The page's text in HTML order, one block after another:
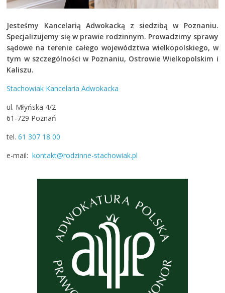
Jesteśmy Kancelarią Adwokacką z siedzibą w Poznaniu.
Specjalizujemy się w prawie rodzinnym. Prowadzimy sprawy
sądowe na terenie całego województwa wielkopolskiego, w
tym w szczególności w Poznaniu, Ostrowie Wielkopolskim i
Kaliszu.
Stachowiak Kancelaria Adwokacka
ul. Młyńska 4/2
61-729 Poznań
tel.61 307 18 00
e-mail:kontakt@rodzinne-stachowiak.pl